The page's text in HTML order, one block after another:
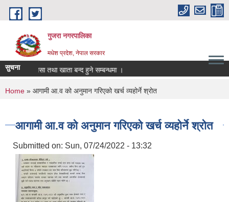
Skip to main content
गुजरा नगरपालिका
मधेश प्रदेश, नेपाल सरकार
सुचना
निकासा तथा खाता बन्द हुने सम्बन्धमा ।
You are here
Home » आगामी आ.व को अनुमान गरिएको खर्च व्यहोर्ने श्रोत
आगामी आ.व को अनुमान गरिएको खर्च व्यहोर्ने श्रोत
Submitted on: Sun, 07/24/2022 - 13:32